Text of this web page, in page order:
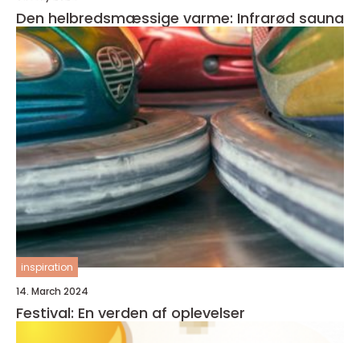
Den helbredsmæssige varme: Infrarød sauna
inspiration
14. March 2024
Festival: En verden af oplevelser